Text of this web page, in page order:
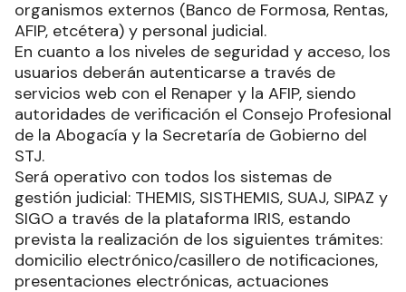
organismos externos (Banco de Formosa, Rentas,
AFIP, etcétera) y personal judicial.
En cuanto a los niveles de seguridad y acceso, los
usuarios deberán autenticarse a través de
servicios web con el Renaper y la AFIP, siendo
autoridades de verificación el Consejo Profesional
de la Abogacía y la Secretaría de Gobierno del
STJ.
Será operativo con todos los sistemas de
gestión judicial: THEMIS, SISTHEMIS, SUAJ, SIPAZ y
SIGO a través de la plataforma IRIS, estando
prevista la realización de los siguientes trámites:
domicilio electrónico/casillero de notificaciones,
presentaciones electrónicas, actuaciones